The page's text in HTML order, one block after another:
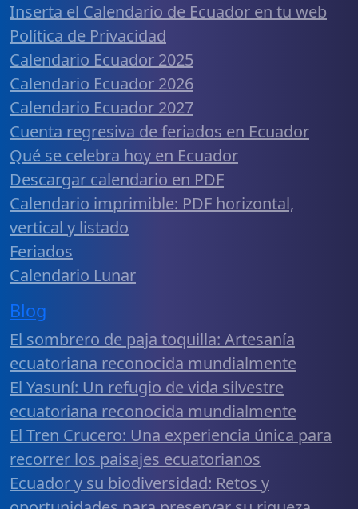
Inserta el Calendario de Ecuador en tu web
Política de Privacidad
Calendario Ecuador 2025
Calendario Ecuador 2026
Calendario Ecuador 2027
Cuenta regresiva de feriados en Ecuador
Qué se celebra hoy en Ecuador
Descargar calendario en PDF
Calendario imprimible: PDF horizontal,
vertical y listado
Feriados
Calendario Lunar
Blog
El sombrero de paja toquilla: Artesanía
ecuatoriana reconocida mundialmente
El Yasuní: Un refugio de vida silvestre
ecuatoriana reconocida mundialmente
El Tren Crucero: Una experiencia única para
recorrer los paisajes ecuatorianos
Ecuador y su biodiversidad: Retos y